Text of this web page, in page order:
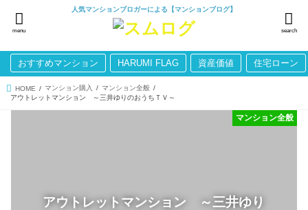
人気マンションブロガーによる【マンションブログ】
search
menu
おすすめマンション HARUMI FLAG 資産価値 住宅ローン
HOME マンション購入
マンション全般
アウトレットマンション ～三井ゆりのおうちＴＶ～
アウトレットマンション ～三井ゆり
マンション全般